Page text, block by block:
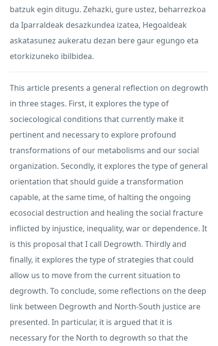
batzuk egin ditugu. Zehazki, gure ustez, beharrezkoa
da Iparraldeak desazkundea izatea, Hegoaldeak
askatasunez aukeratu dezan bere gaur egungo eta
etorkizuneko ibilbidea.
This article presents a general reflection on degrowth
in three stages. First, it explores the type of
sociecological conditions that currently make it
pertinent and necessary to explore profound
transformations of our metabolisms and our social
organization. Secondly, it explores the type of general
orientation that should guide a transformation
capable, at the same time, of halting the ongoing
ecosocial destruction and healing the social fracture
inflicted by injustice, inequality, war or dependence. It
is this proposal that I call Degrowth. Thirdly and
finally, it explores the type of strategies that could
allow us to move from the current situation to
degrowth. To conclude, some reflections on the deep
link between Degrowth and North-South justice are
presented. In particular, it is argued that it is
necessary for the North to degrowth so that the